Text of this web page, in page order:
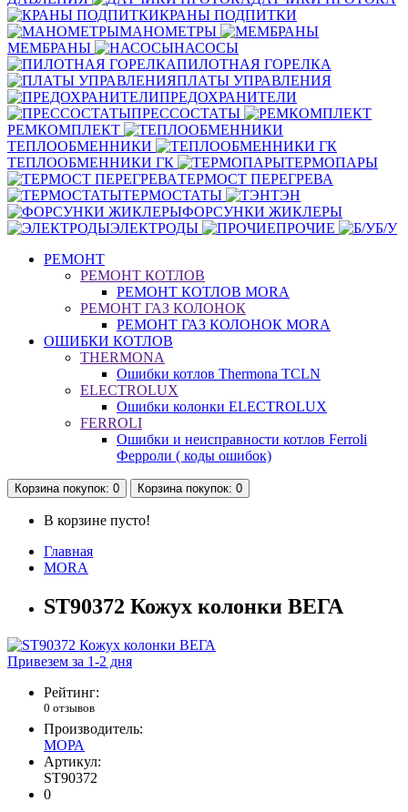
КРАНЫ ПОДПИТКИ
МАНОМЕТРЫ
МЕМБРАНЫ
НАСОСЫ
ПИЛОТНАЯ ГОРЕЛКА
ПЛАТЫ УПРАВЛЕНИЯ
ПРЕДОХРАНИТЕЛИ
ПРЕССОСТАТЫ
РЕМКОМПЛЕКТ
ТЕПЛООБМЕННИКИ
ТЕПЛООБМЕННИКИ ГК
ТЕРМОПАРЫ
ТЕРМОСТ ПЕРЕГРЕВА
ТЕРМОСТАТЫ
ТЭН
ФОРСУНКИ ЖИКЛЕРЫ
ЭЛЕКТРОДЫ
ПРОЧИЕ
Б/У
РЕМОНТ
РЕМОНТ КОТЛОВ
РЕМОНТ КОТЛОВ MORA
РЕМОНТ ГАЗ КОЛОНОК
РЕМОНТ ГАЗ КОЛОНОК MORA
ОШИБКИ КОТЛОВ
THERMONA
Ошибки котлов Thermona TCLN
ELECTROLUX
Ошибки колонки ELECTROLUX
FERROLI
Ошибки и неисправности котлов Ferroli
Ферроли ( коды ошибок)
Корзинапокупок: 0 Корзинапокупок: 0
В корзине пусто!
Главная
MORA
ST90372 Кожух колонки ВЕГА
Привезем за 1-2 дня
Рейтинг:
0 отзывов
Производитель:
МОРА
Артикул:
ST90372
0